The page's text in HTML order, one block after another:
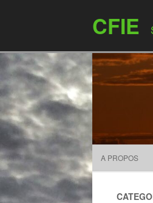
CFIE
A PROPOS